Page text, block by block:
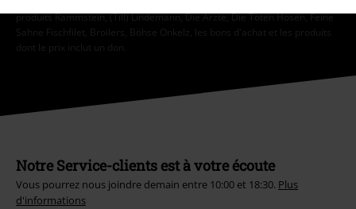
produits Rammstein, (Till) Lindemann, Die Ärzte, Die Toten Hosen, Feine
Sahne Fischfilet, Broilers, Böhse Onkelz, les bons d'achat et les produits
dont le prix inclut un don.
Notre Service-clients est à votre écoute
Vous pourrez nous joindre demain entre 10:00 et 18:30. Plus
d'informations